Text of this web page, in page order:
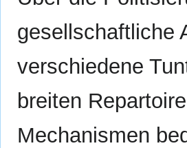
gesellschaftliche
verschiedene
breiten
Mechanismen